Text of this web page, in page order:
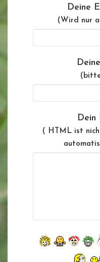
Deine
(Wird nur
Dein
( HTML ist